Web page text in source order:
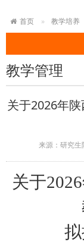
首页 教学培养
教学管理
关于2026年
来源：研究生
关于